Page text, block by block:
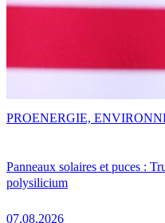
Panneaux solaires et puces :
polysilicium
07.08.2026
PROENERGIE,